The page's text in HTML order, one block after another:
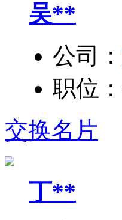
吴**
公司：
职位：
交换名片
丁**